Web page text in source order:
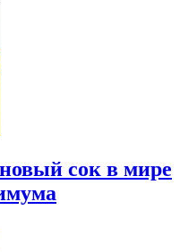
сок в мире